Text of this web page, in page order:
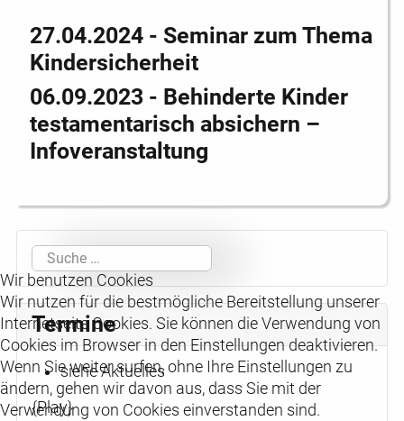
27.04.2024 - Seminar zum Thema
Kindersicherheit
06.09.2023 - Behinderte Kinder
testamentarisch absichern –
Infoveranstaltung
Suchen
Termine
siehe Aktuelles
{Play}
Wir benutzen Cookies
Wir nutzen für die bestmögliche Bereitstellung unserer
Internetseite Cookies. Sie können die Verwendung von
Cookies im Browser in den Einstellungen deaktivieren.
Wenn Sie weiter surfen, ohne Ihre Einstellungen zu
ändern, gehen wir davon aus, dass Sie mit der
Verwendung von Cookies einverstanden sind.